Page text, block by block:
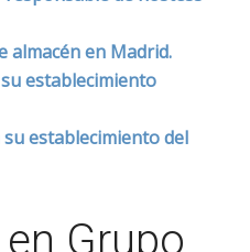
almacén en Madrid.
establecimiento
establecimiento del
Grupo